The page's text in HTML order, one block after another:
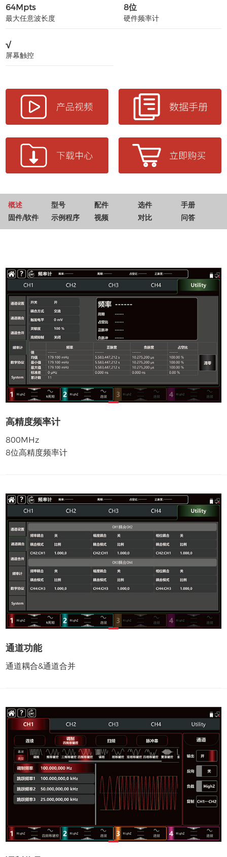
64Mpts
最大任意波长度
8位
硬件频率计
√
屏幕触控
概述 型号 配件 选件
手册
固件/软件
示例程序 视频 对比 问答
高精度频率计
800MHz
8位高精度频率计
通道功能
通道耦合&通道合并